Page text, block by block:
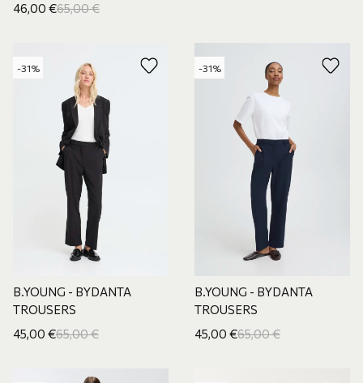
46,00 €65,00€
-31%
B.YOUNG - BYDANTA
TROUSERS
45,00 €65,00€
-31%
B.YOUNG - BYDANTA
TROUSERS
45,00 €65,00€